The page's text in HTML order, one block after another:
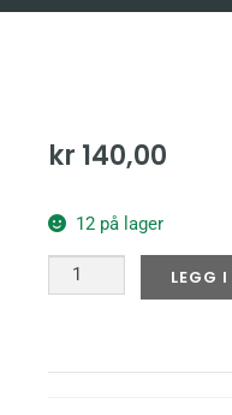
kr 140,00
12 på lager
LEGG